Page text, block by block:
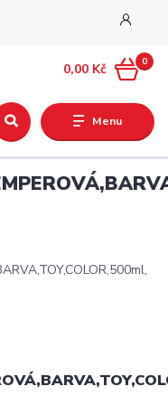
Menu
0
0,00 Kč